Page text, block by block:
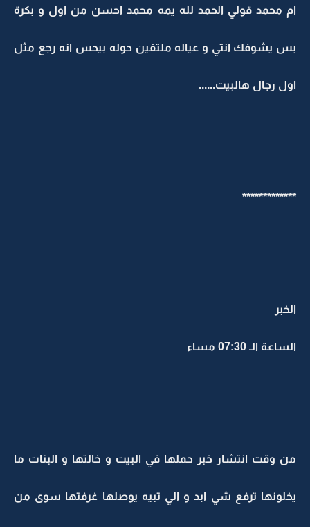
ام محمد قولي الحمد لله يمه محمد احسن من اول و بكرة
بس يشوفك انتي و عياله ملتفين حوله بيحس انه رجع مثل
اول رجال هالبيت......
*************
الخبر
الساعة الـ 07:30 مساء
من وقت انتشار خبر حملها في البيت و خالتها و البنات ما
يخلونها ترفع شي ابد و الي تبيه يوصلها غرفتها سوى من